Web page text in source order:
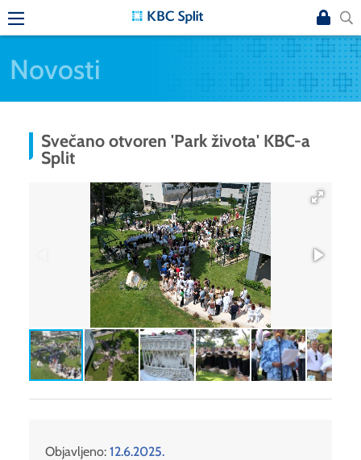
Novosti
Svečano otvoren 'Park života' KBC-a
Split
Objavljeno: 12.6.2025.